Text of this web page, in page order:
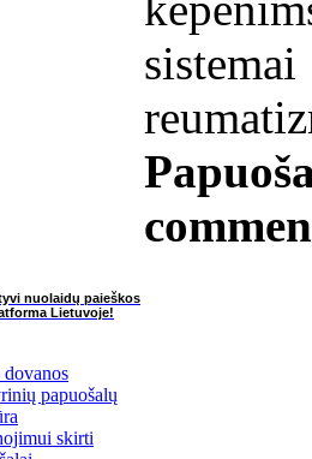
nuolaidų paieškos
Lietuvoje!
dovanos
papuošalų
skirti